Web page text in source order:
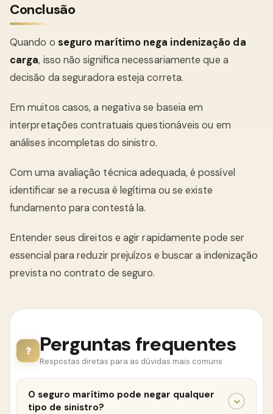
Conclusão
Quando o seguro marítimo nega indenização da
carga, isso não significa necessariamente que a
decisão da seguradora esteja correta.
Em muitos casos, a negativa se baseia em
interpretações contratuais questionáveis ou em
análises incompletas do sinistro.
Com uma avaliação técnica adequada, é possível
identificar se a recusa é legítima ou se existe
fundamento para contestá la.
Entender seus direitos e agir rapidamente pode ser
essencial para reduzir prejuízos e buscar a indenização
prevista no contrato de seguro.
Perguntas frequentes
Respostas diretas para as dúvidas mais comuns
O seguro marítimo pode negar qualquer
tipo de sinistro?